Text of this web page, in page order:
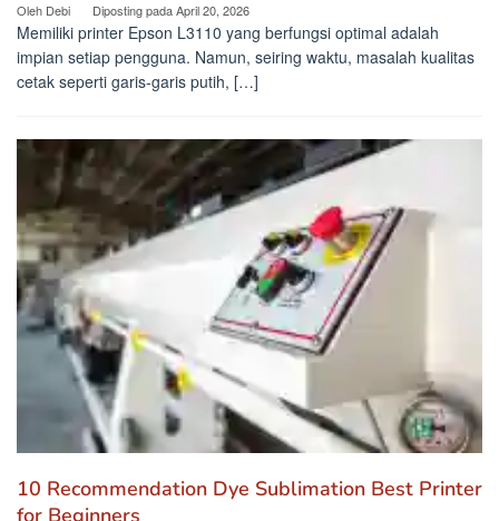
Oleh Debi Diposting padaApril 20, 2026
Memiliki printer Epson L3110 yang berfungsi optimal adalah
impian setiap pengguna. Namun, seiring waktu, masalah kualitas
cetak seperti garis-garis putih, […]
10 Recommendation Dye Sublimation Best Printer